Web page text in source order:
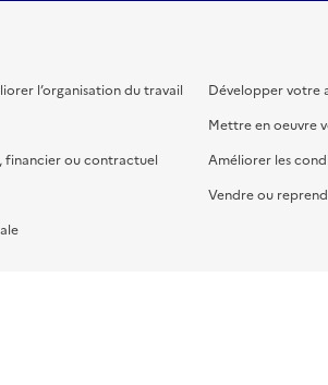
l’organisation du travail
financier ou contractuel
Développer votre
Mettre en oeuvre
Améliorer les
Vendre ou